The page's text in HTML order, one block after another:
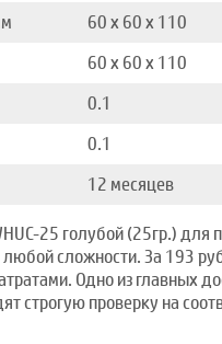
60 x 60 x 110
60 x 60 x 110
0.1
0.1
12 месяцев
25 голубой (25гр.)
сложности. За 193
Одно из главных
строгую проверку на